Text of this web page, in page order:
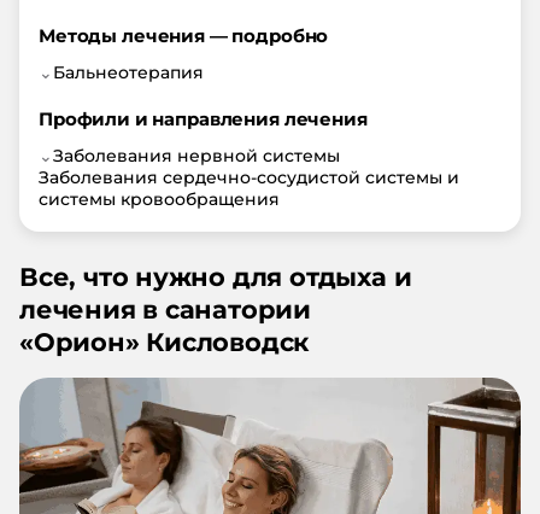
Методы лечения — подробно
⌄ Бальнеотерапия
Профили и направления лечения
⌄Заболевания нервной системы
Заболевания сердечно-сосудистой системы и
системы кровообращения
Все, что нужно для отдыха и
лечения в санатории
«Орион» Кисловодск